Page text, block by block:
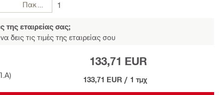
1
της εταιρείας σας;
δεις τις τιμές της εταιρείας σου
133,71 EUR
133,71 EUR / 1 τμχ